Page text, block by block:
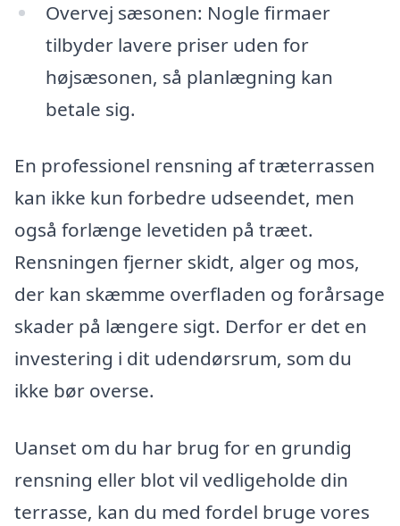
Overvej sæsonen: Nogle firmaer
tilbyder lavere priser uden for
højsæsonen, så planlægning kan
betale sig.
En professionel rensning af træterrassen
kan ikke kun forbedre udseendet, men
også forlænge levetiden på træet.
Rensningen fjerner skidt, alger og mos,
der kan skæmme overfladen og forårsage
skader på længere sigt. Derfor er det en
investering i dit udendørsrum, som du
ikke bør overse.
Uanset om du har brug for en grundig
rensning eller blot vil vedligeholde din
terrasse, kan du med fordel bruge vores